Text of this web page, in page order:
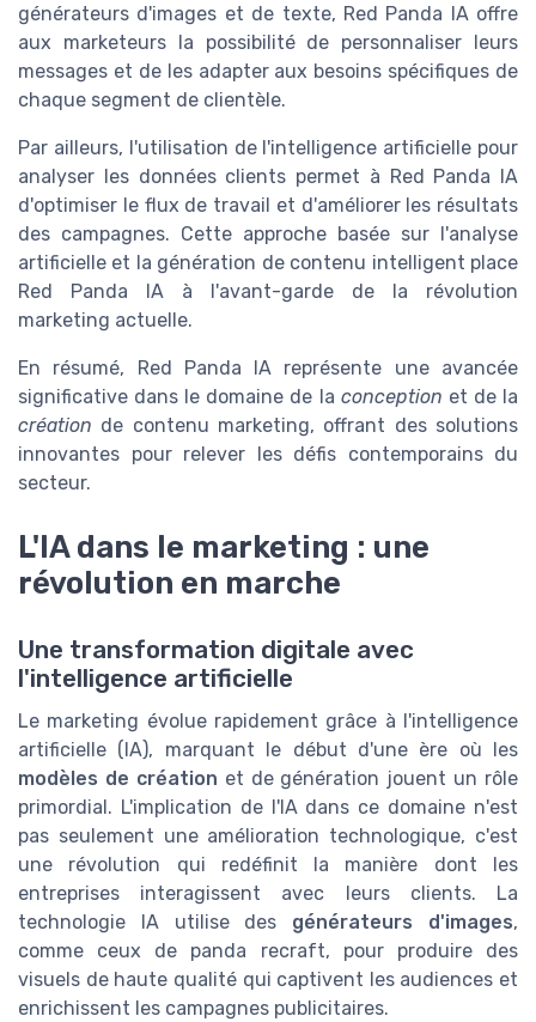
générateurs d'images et de texte, Red Panda IA offre
aux marketeurs la possibilité de personnaliser leurs
messages et de les adapter aux besoins spécifiques de
chaque segment de clientèle.
Par ailleurs, l'utilisation de l'intelligence artificielle pour
analyser les données clients permet à Red Panda IA
d'optimiser le flux de travail et d'améliorer les résultats
des campagnes. Cette approche basée sur l'analyse
artificielle et la génération de contenu intelligent place
Red Panda IA à l'avant-garde de la révolution
marketing actuelle.
En résumé, Red Panda IA représente une avancée
significative dans le domaine de la conception et de la
création de contenu marketing, offrant des solutions
innovantes pour relever les défis contemporains du
secteur.
L'IA dans le marketing : une
révolution en marche
Une transformation digitale avec
l'intelligence artificielle
Le marketing évolue rapidement grâce à l'intelligence
artificielle (IA), marquant le début d'une ère où les
modèles de création et de génération jouent un rôle
primordial. L'implication de l'IA dans ce domaine n'est
pas seulement une amélioration technologique, c'est
une révolution qui redéfinit la manière dont les
entreprises interagissent avec leurs clients. La
technologie IA utilise des générateurs d'images,
comme ceux de panda recraft, pour produire des
visuels de haute qualité qui captivent les audiences et
enrichissent les campagnes publicitaires.